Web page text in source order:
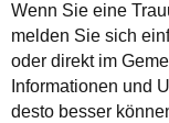
Wenn Sie eine
melden Sie sich
oder direkt im
Informationen und
desto besser